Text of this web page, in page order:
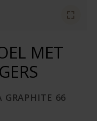
MET
GRAPHITE 66